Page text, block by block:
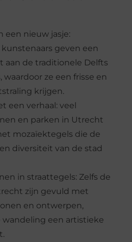
een nieuw jasje:
geven een
aan de traditionele Delfts
waardoor ze een frisse en
krijgen.
een verhaal: veel
en parken in Utrecht
mozaïektegels die de
diversiteit van de stad
in straattegels: Zelfs de
zijn gevuld met
en ontwerpen,
wandeling een artistieke